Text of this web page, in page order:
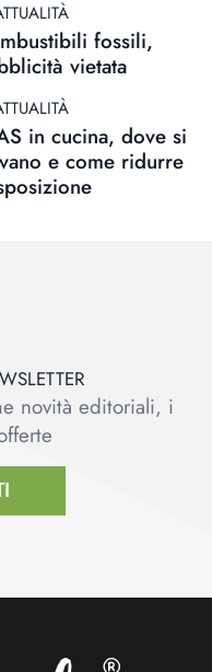
fossili,
vietata
in cucina, dove si
e come ridurre
novità editoriali, i